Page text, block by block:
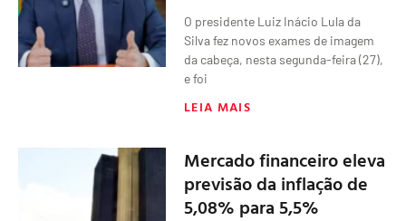
O presidente Luiz Inácio Lula da
Silva fez novos exames de imagem
da cabeça, nesta segunda-feira (27),
e foi
LEIA MAIS
Mercado financeiro eleva
previsão da inflação de
5,08% para 5,5%